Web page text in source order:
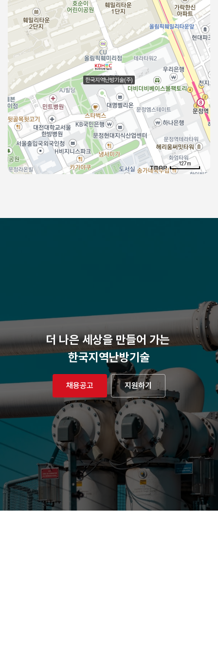
한국지역난방기술(주)
127m
더 나은 세상을 만들어 가는
한국지역난방기술
채용공고 지원하기